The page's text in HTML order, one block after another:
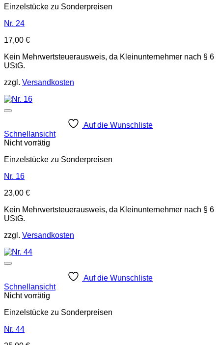
Einzelstücke zu Sonderpreisen
Nr. 24
17,00 €
Kein Mehrwertsteuerausweis, da Kleinunternehmer nach § 6
UStG.
zzgl. Versandkosten
Auf die Wunschliste
Schnellansicht
Nicht vorrätig
Einzelstücke zu Sonderpreisen
Nr. 16
23,00 €
Kein Mehrwertsteuerausweis, da Kleinunternehmer nach § 6
UStG.
zzgl. Versandkosten
Auf die Wunschliste
Schnellansicht
Nicht vorrätig
Einzelstücke zu Sonderpreisen
Nr. 44